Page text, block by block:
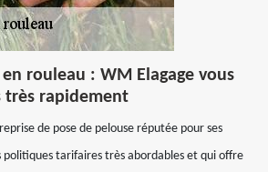
rouleau : WM Elagage vous
très rapidement
de pose de pelouse réputée pour ses
politiques tarifaires très abordables et qui offre